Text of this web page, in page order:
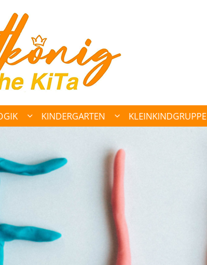
KINDERGARTEN KLEINKINDGRUPPE